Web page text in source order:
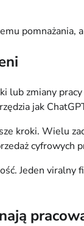
lub zmiany
jak
kroki. Wielu
Jeden